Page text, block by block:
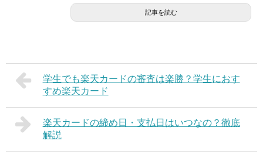
記事を読む
学生でも楽天カードの審査は楽勝？学生におす
すめ楽天カード
楽天カードの締め日・支払日はいつなの？徹底
解説